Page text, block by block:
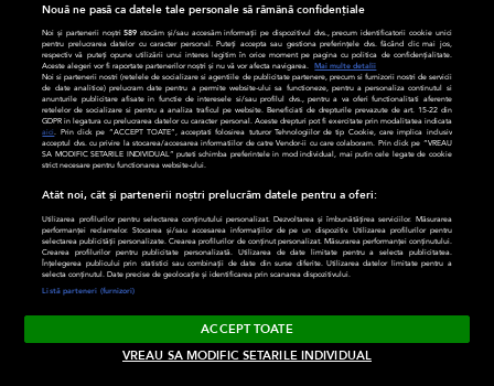
zutv.ro
Trends AntenaPLAY
AntenaPLAY
PRIVACY
Cod deontologic
Termeni și condiții
Politica de cookies
Politică de confidențialitate
Nouă ne pasă ca datele tale personale să rămână confidențiale
Noi și partenerii noștri589 stocăm și/sau accesăm informații pe dispozitivul dvs., precum identificatorii cookie unici
pentru prelucrarea datelor cu caracter personal. Puteți accepta sau gestiona preferințele dvs. făcând clic mai jos,
respectiv vă puteți opune utilizării unui interes legitim în orice moment pe pagina cu politica de confidențialitate.
Aceste alegeri vor fi raportate partenerilor noștri și nu vă vor afecta navigarea. Mai multe detalii
Noi si partenerii nostri (retelele de socializare si agentiile de publicitate partenere, precum si furnizorii nostri de servicii
de date analitice) prelucram date pentru a permite website-ului sa functioneze, pentru a personaliza continutul si
anunturile publicitare afisate in functie de interesele si/sau profilul dvs., pentru a va oferi functionalitati aferente
retelelor de socializare si pentru a analiza traficul pe website. Beneficiati de drepturile prevazute de art. 15-22 din
GDPR in legatura cu prelucrarea datelor cu caracter personal. Aceste drepturi pot fi exercitate prin modalitatea indicata
aici. Prin click pe “ACCEPT TOATE”, acceptati folosirea tuturor Tehnologiilor de tip Cookie, care implica inclusiv
acceptul dvs. cu privire la stocarea/accesarea informatiilor de catre Vendor-ii cu care colaboram. Prin click pe “VREAU
SA MODIFIC SETARILE INDIVIDUAL” puteti schimba preferintele in mod individual, mai putin cele legate de cookie
strict necesare pentru functionarea website-ului.
Atât noi, cât și partenerii noștri prelucrăm datele pentru a oferi:
Utilizarea profilurilor pentru selectarea conținutului personalizat. Dezvoltarea și îmbunătățirea serviciilor. Măsurarea
performanței reclamelor. Stocarea și/sau accesarea informațiilor de pe un dispozitiv. Utilizarea profilurilor pentru
selectarea publicității personalizate. Crearea profilurilor de conținut personalizat. Măsurarea performanței conținutului.
Crearea profilurilor pentru publicitate personalizată. Utilizarea de date limitate pentru a selecta publicitatea.
Înțelegerea publicului prin statistici sau combinații de date din surse diferite. Utilizarea datelor limitate pentru a
selecta conținutul. Date precise de geolocație și identificarea prin scanarea dispozitivului.
Listă parteneri (furnizori)
ACCEPT TOATE
VREAU SA MODIFIC SETARILE INDIVIDUAL